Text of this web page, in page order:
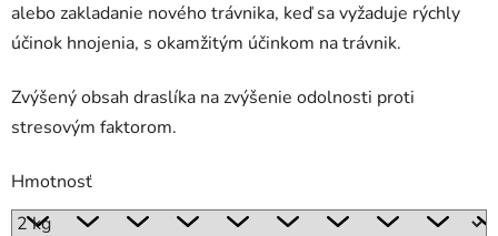
alebo zakladanie nového trávnika, keď sa vyžaduje rýchly
účinok hnojenia, s okamžitým účinkom na trávnik.
Zvýšený obsah draslíka na zvýšenie odolnosti proti
stresovým faktorom.
Hmotnosť